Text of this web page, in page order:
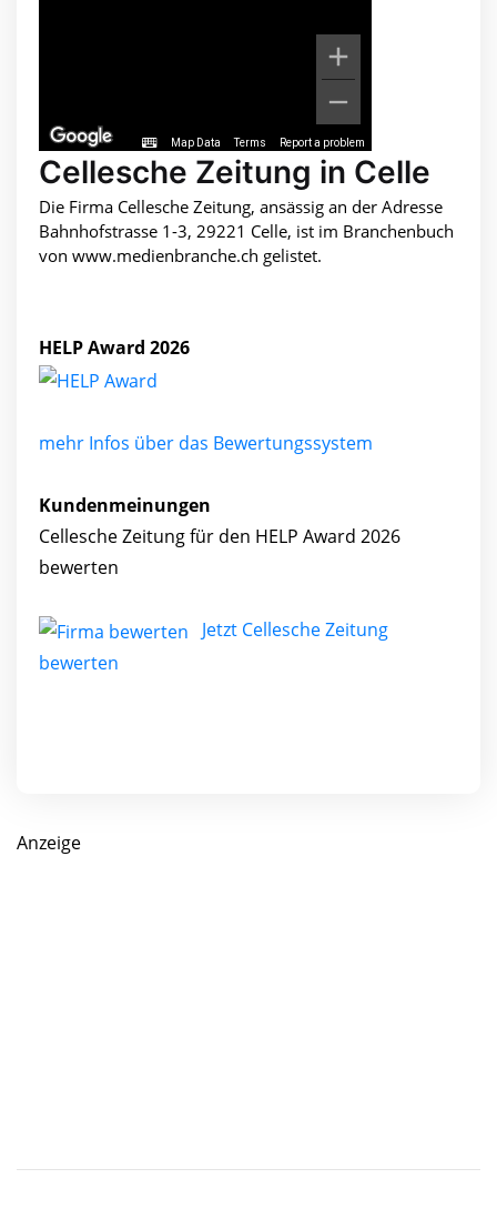
Map Data Terms Report a problem
Cellesche Zeitung in Celle
Die Firma Cellesche Zeitung, ansässig an der Adresse
Bahnhofstrasse 1-3, 29221 Celle, ist im Branchenbuch
von www.medienbranche.ch gelistet.
HELP Award 2026
mehr Infos über das Bewertungssystem
Kundenmeinungen
Cellesche Zeitung für den HELP Award 2026
bewerten
Jetzt Cellesche Zeitung
bewerten
Anzeige